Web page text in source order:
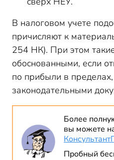
В налоговом учете
причисляют к
254 НК). При этом
обоснованными, если
по прибыли в
законодательными
Более
вы можете
Пробный